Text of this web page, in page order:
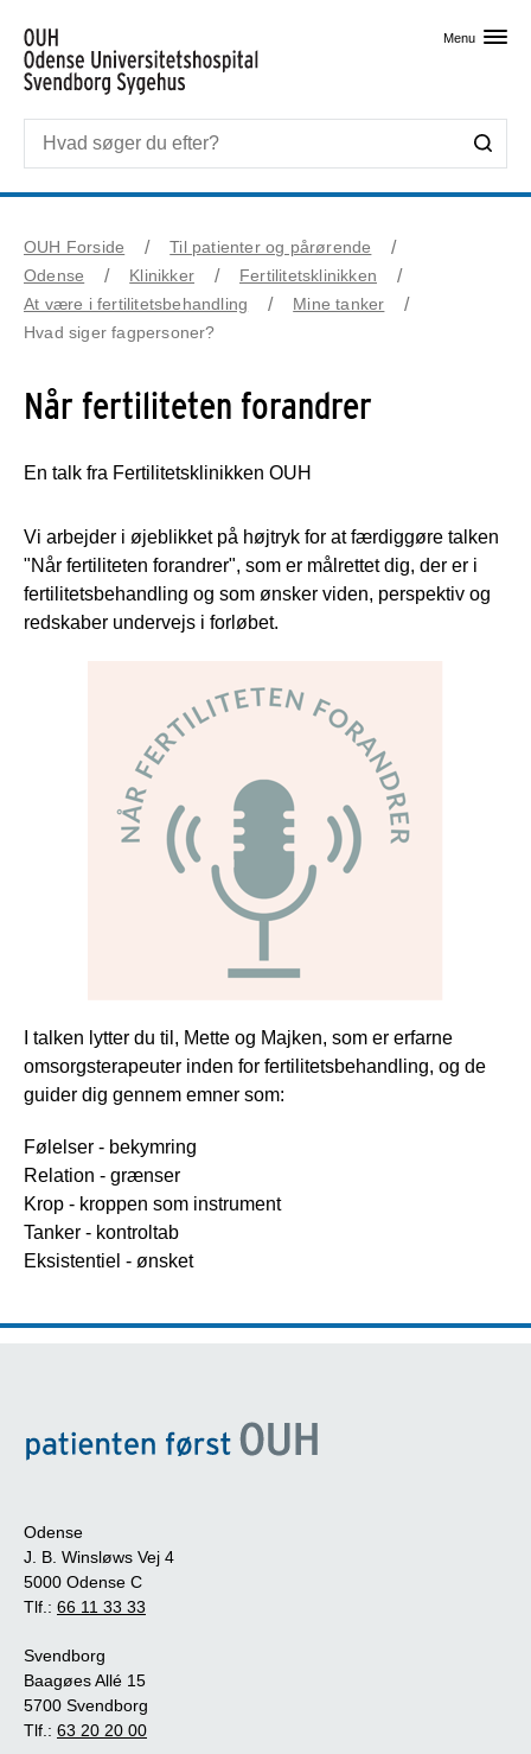
Menu
OUH Forside
Til patienter og pårørende
Odense
Klinikker
Fertilitetsklinikken
At være i fertilitetsbehandling
Mine tanker
Hvad siger fagpersoner?
Når fertiliteten forandrer
En talk fra Fertilitetsklinikken OUH
Vi arbejder i øjeblikket på højtryk for at færdiggøre talken
"Når fertiliteten forandrer", som er målrettet dig, der er i
fertilitetsbehandling og som ønsker viden, perspektiv og
redskaber undervejs i forløbet.
I talken lytter du til, Mette og Majken, som er erfarne
omsorgsterapeuter inden for fertilitetsbehandling, og de
guider dig gennem emner som:
Følelser - bekymring
Relation - grænser
Krop - kroppen som instrument
Tanker - kontroltab
Eksistentiel - ønsket
Odense
J. B. Winsløws Vej 4
5000 Odense C
Tlf.: 66 11 33 33
Svendborg
Baagøes Allé 15
5700 Svendborg
Tlf.: 63 20 20 00